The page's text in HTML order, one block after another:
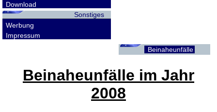
Download
Sonstiges
Werbung
Impressum
Beinaheunfälle
Beinaheunfälle im Jahr
2008